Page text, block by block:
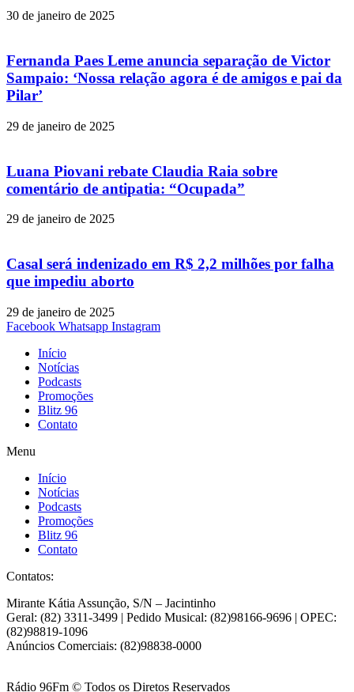
30 de janeiro de 2025
Fernanda Paes Leme anuncia separação de Victor
Sampaio: ‘Nossa relação agora é de amigos e pai da
Pilar’
29 de janeiro de 2025
Luana Piovani rebate Claudia Raia sobre
comentário de antipatia: “Ocupada”
29 de janeiro de 2025
Casal será indenizado em R$ 2,2 milhões por falha
que impediu aborto
29 de janeiro de 2025
Facebook Whatsapp Instagram
Início
Notícias
Podcasts
Promoções
Blitz 96
Contato
Menu
Início
Notícias
Podcasts
Promoções
Blitz 96
Contato
Contatos:
Mirante Kátia Assunção, S/N – Jacintinho
Geral: (82) 3311-3499 | Pedido Musical: (82)98166-9696 | OPEC:
(82)98819-1096
Anúncios Comerciais: (82)98838-0000
Rádio 96Fm © Todos os Diretos Reservados